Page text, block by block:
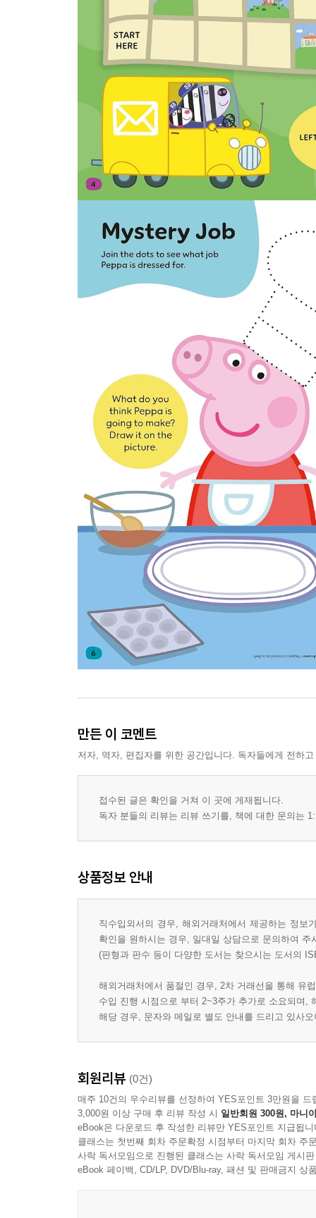
만든 이 코멘트
저자, 역자, 편집자를 위한 공간입니다. 독자들에게 전하
접수된 글은 확인을 거쳐 이 곳에 게재됩니다.
독자 분들의 리뷰는 리뷰 쓰기를, 책에 대한 문의는
상품정보 안내
직수입외서의 경우, 해외거래처에서 제공하는 정
확인을 원하시는 경우, 일대일 상담으로 문의하여 주
(판형과 판수 등이 다양한 도서는 찾으시는 도서의
해외거래처에서 품절인 경우, 2차 거래선을 통해 유
수입 진행 시점으로 부터 2~3주가 추가로 소요되며,
해당 경우, 문자와 메일로 별도 안내를 드리고 있사
회원리뷰 (0건)
매주 10건의 우수리뷰를 선정하여 YES포인트 3만원을 드
3,000원 이상 구매 후 리뷰 작성 시 일반회원 300원, 마니
eBook은 다운로드 후 작성한 리뷰만 YES포인트 지급됩니
클래스는 첫번째 회차 주문확정 시점부터 마지막 회차 주
사락 독서모임으로 진행된 클래스는 사락 독서모임 게시
eBook 페이백, CD/LP, DVD/Blu-ray, 패션 및 판매금지 상